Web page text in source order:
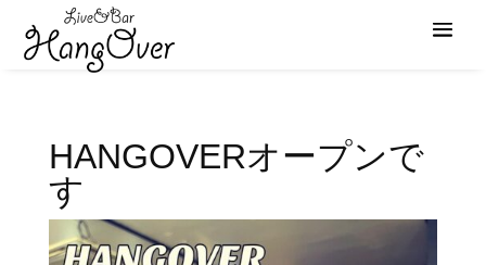
HANGOVERオープンで
す